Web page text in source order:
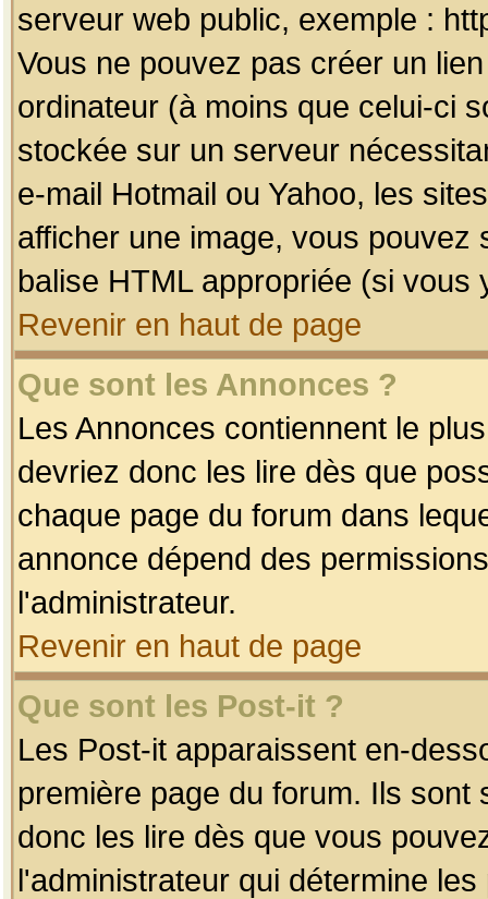
serveur web public, exemple :
Vous ne pouvez pas créer un
ordinateur (à moins que celui-ci
stockée sur un serveur
e-mail Hotmail ou Yahoo, les
afficher une image, vous pouvez
balise HTML appropriée (si vous
Revenir en haut de page
Que sont les Annonces ?
Les Annonces contiennent le
devriez donc les lire dès que
chaque page du forum dans
annonce dépend des
l'administrateur.
Revenir en haut de page
Que sont les Post-it ?
Les Post-it apparaissent en-
première page du forum. Ils
donc les lire dès que vous
l'administrateur qui détermine